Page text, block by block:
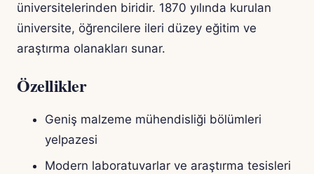
üniversitelerinden biridir. 1870 yılında kurulan
üniversite, öğrencilere ileri düzey eğitim ve
araştırma olanakları sunar.
Özellikler
Geniş malzeme mühendisliği bölümleri
yelpazesi
Modern laboratuvarlar ve araştırma tesisleri